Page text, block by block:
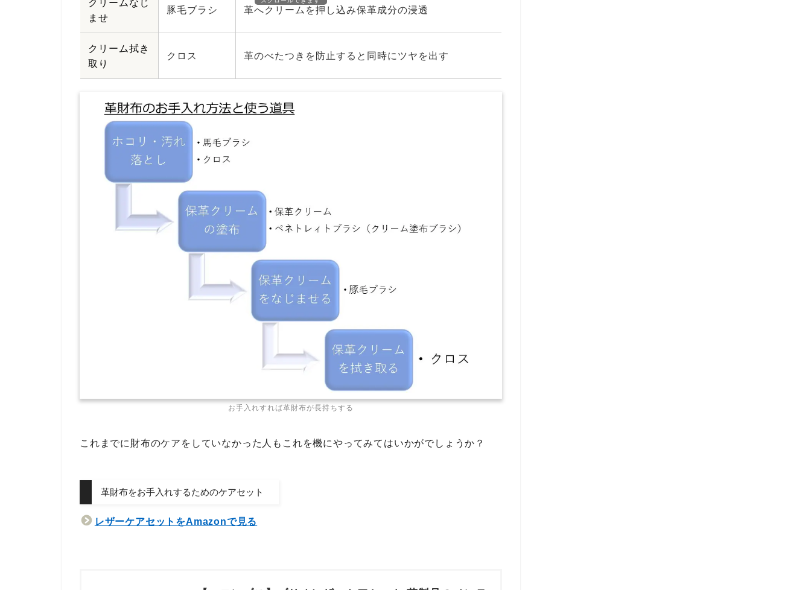
クリームなじ
ませ
豚毛ブラシ 革へクリームを押し込み保革成分の浸透
クリーム拭き
取り
クロス 革のべたつきを防止すると同時にツヤを出す
お手入れすれば革財布が長持ちする
これまでに財布のケアをしていなかった人もこれを機にやってみてはいかがでしょうか？
革財布をお手入れするためのケアセット
レザーケアセットをAmazonで見る